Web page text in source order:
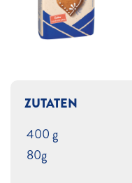
ZUTATEN
400 g
80g